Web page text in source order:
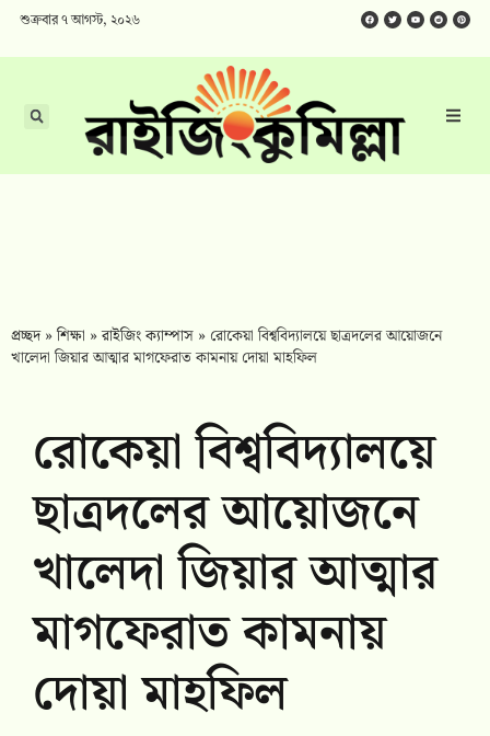
শুক্রবার ৭ আগস্ট, ২০২৬
প্রচ্ছদ»শিক্ষা »রাইজিং ক্যাম্পাস » রোকেয়া বিশ্ববিদ্যালয়ে ছাত্রদলের আয়োজনে
খালেদা জিয়ার আত্মার মাগফেরাত কামনায় দোয়া মাহফিল
রোকেয়া বিশ্ববিদ্যালয়ে
ছাত্রদলের আয়োজনে
খালেদা জিয়ার আত্মার
মাগফেরাত কামনায়
দোয়া মাহফিল